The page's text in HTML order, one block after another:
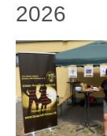
2026